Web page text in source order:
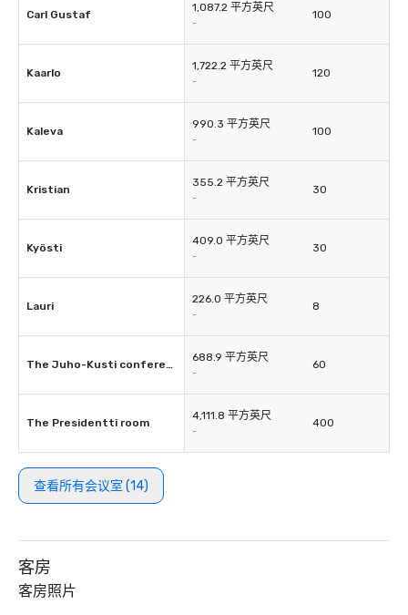
Carl Gustaf
1,087.2 平方英尺
-
100
Kaarlo
1,722.2 平方英尺
-
120
Kaleva
990.3 平方英尺
-
100
Kristian
355.2 平方英尺
-
30
Kyösti
409.0 平方英尺
-
30
Lauri
226.0 平方英尺
-
8
The Juho-Kusti conference room
688.9 平方英尺
-
60
The Presidentti room
4,111.8 平方英尺
-
400
查看所有会议室 (14)
客房
客房照片